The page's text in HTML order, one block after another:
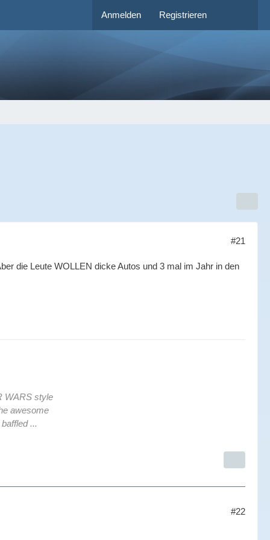
Anmelden Registrieren
#21
die Leute WOLLEN dicke Autos und 3 mal im Jahr in den
WARS style
awesome
...
#22